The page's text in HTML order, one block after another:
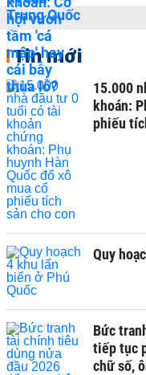
Tin mới
15.000
khoán:
phiếu
Quy
Bức
tiếp tục
chữ số,